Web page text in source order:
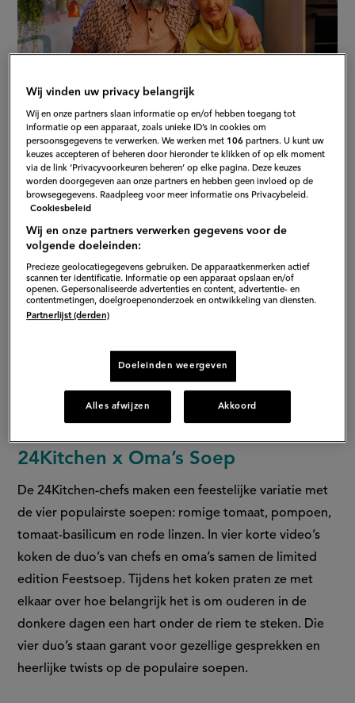
Deze december koken 24Kitchen-chefs Perry, Geneal,
Ramon en Bibi samen met de oma’s van Oma’s Soep
een limited edition Feestsoep. Dé tip om op je
feestmenu te zetten. Al is het maar omdat 100% van de
Stichting Oma’s Soep. Een stichting die zich hard maakt
om eenzaamheid bij ouderen tegen te gaan door
talloze activiteiten te organiseren.
24Kitchen x Oma’s Soep
De 24Kitchen-chefs maken een feestelijke variatie met
de vier populairste soepen: romige tomaat, pompoen,
tomaat-basilicum en rode linzen. In vier korte video’s
koken de duo’s van chefs en oma’s samen de limited
edition Feestsoep. Tijdens het koken praten ze met
elkaar over hoe belangrijk het is om ouderen in de
donkere dagen een hart onder de riem te steken. Die
vier duo’s staan garant voor gezellige gesprekken en
heerlijke twists op de populaire soepen.
Wij vinden uw privacy belangrijk
Wij en onze partners slaan informatie op en/of hebben toegang tot
informatie op een apparaat, zoals unieke ID’s in cookies om
persoonsgegevens te verwerken. We werken met 106 partners. U kunt uw
keuzes accepteren of beheren door hieronder te klikken of op elk moment
via de link ‘Privacyvoorkeuren beheren’ op elke pagina. Deze keuzes
worden doorgegeven aan onze partners en hebben geen invloed op de
browsegegevens. Raadpleeg voor meer informatie ons Privacybeleid.
Cookiesbeleid
Wij en onze partners verwerken gegevens voor de
volgende doeleinden:
Precieze geolocatiegegevens gebruiken. De apparaatkenmerken actief
scannen ter identificatie. Informatie op een apparaat opslaan en/of
openen. Gepersonaliseerde advertenties en content, advertentie- en
contentmetingen, doelgroepenonderzoek en ontwikkeling van diensten.
Partnerlijst (derden)
Doeleinden weergeven
Alles afwijzen Akkoord